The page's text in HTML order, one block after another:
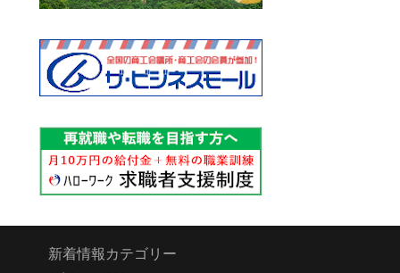
新着情報カテゴリー